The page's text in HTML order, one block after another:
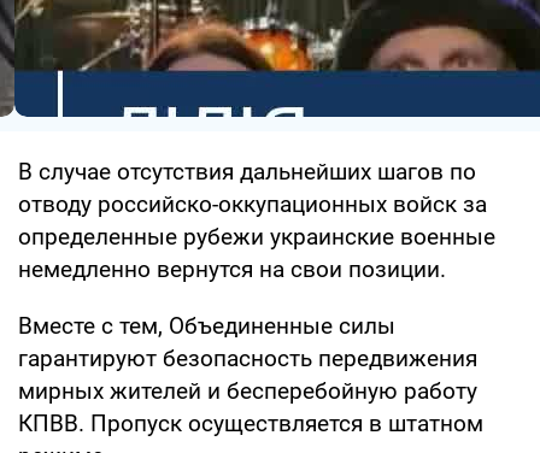
В случае отсутствия дальнейших шагов по
отводу российско-оккупационных войск за
определенные рубежи украинские военные
немедленно вернутся на свои позиции.
Вместе с тем, Объединенные силы
гарантируют безопасность передвижения
мирных жителей и бесперебойную работу
КПВВ. Пропуск осуществляется в штатном